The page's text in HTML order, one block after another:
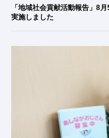
「地域社会貢献活動報告」8
実施しました